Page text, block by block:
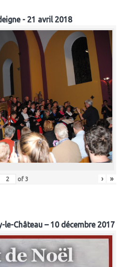
- 21 avril 2018
of 3 › »
le-Château – 10 décembre 2017